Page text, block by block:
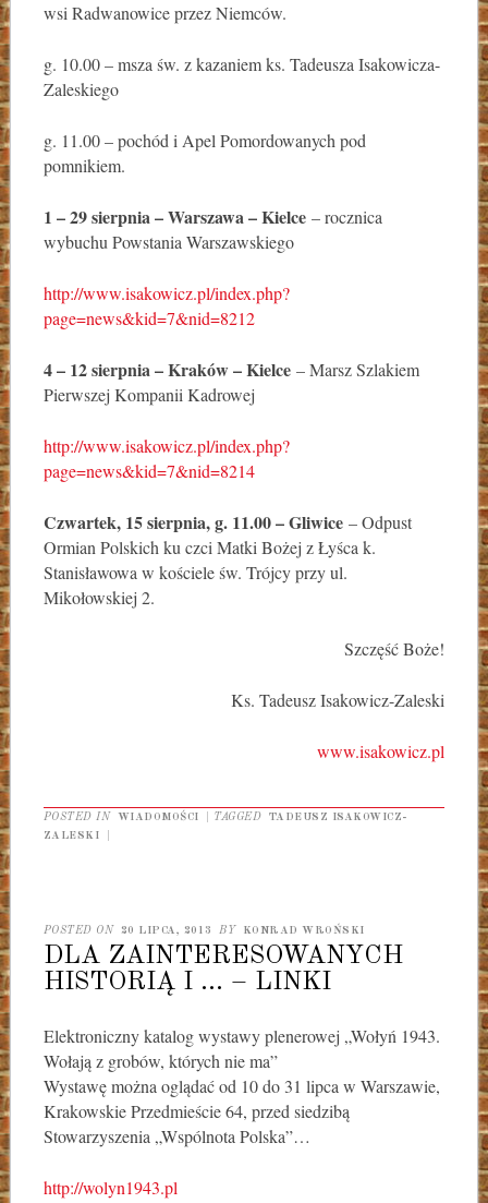
wsi Radwanowice przez Niemców.
g. 10.00 – msza św. z kazaniem ks. Tadeusza Isakowicza-
Zaleskiego
g. 11.00 – pochód i Apel Pomordowanych pod
pomnikiem.
1 – 29 sierpnia – Warszawa – Kielce– rocznica
wybuchu Powstania Warszawskiego
http://www.isakowicz.pl/index.php?
page=news&kid=7&nid=8212
4 – 12 sierpnia – Kraków – Kielce– Marsz Szlakiem
Pierwszej Kompanii Kadrowej
http://www.isakowicz.pl/index.php?
page=news&kid=7&nid=8214
Czwartek, 15 sierpnia, g. 11.00 – Gliwice– Odpust
Ormian Polskich ku czci Matki Bożej z Łyśca k.
Stanisławowa w kościele św. Trójcy przy ul.
Mikołowskiej 2.
Szczęść Boże!
Ks. Tadeusz Isakowicz-Zaleski
www.isakowicz.pl
POSTED IN WIADOMOŚCI TAGGED
TADEUSZ ISAKOWICZ-
ZALESKI
POSTED ON 20 LIPCA, 2013 BY KONRAD WROŃSKI
DLA ZAINTERESOWANYCH
HISTORIĄ I … – LINKI
Elektroniczny katalog wystawy plenerowej „Wołyń 1943.
Wołają z grobów, których nie ma”
Wystawę można oglądać od 10 do 31 lipca w Warszawie,
Krakowskie Przedmieście 64, przed siedzibą
Stowarzyszenia „Wspólnota Polska”…
http://wolyn1943.pl